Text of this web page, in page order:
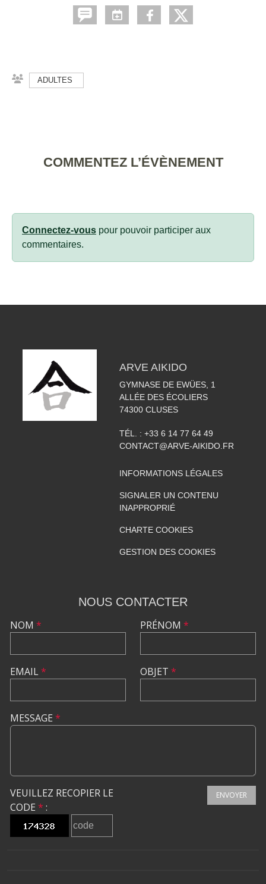
ADULTES
COMMENTEZ L’ÉVÈNEMENT
Connectez-vous pour pouvoir participer aux
commentaires.
ARVE AIKIDO
GYMNASE DE EWÜES, 1
ALLÉE DES ÉCOLIERS
74300 CLUSES
TÉL. : +33 6 14 77 64 49
CONTACT@ARVE-AIKIDO.FR
INFORMATIONS LÉGALES
SIGNALER UN CONTENU
INAPPROPRIÉ
CHARTE COOKIES
GESTION DES COOKIES
NOUS CONTACTER
NOM *
EMAIL*
PRÉNOM *
OBJET *
MESSAGE *
VEUILLEZ RECOPIER LE
CODE * :
ENVOYER